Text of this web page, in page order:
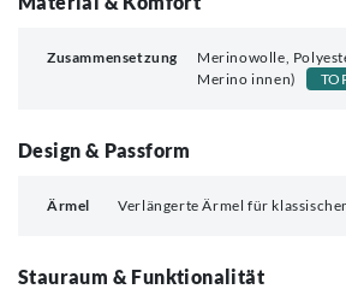
Zusammensetzung
Merinowolle,
Merino innen)
Design & Passform
Ärmel Verlängerte Ärmel für
Stauraum & Funktionalität